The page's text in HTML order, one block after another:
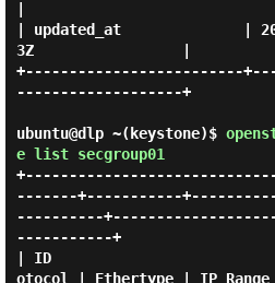
| updated_at              |
3Z                 |
+-------------------------
-------------------+
ubuntu@dlp ~(keystone)$
e list secgroup01
-------+-----------
----------
-----------+
| ID
otocol | Ethertype | IP Range